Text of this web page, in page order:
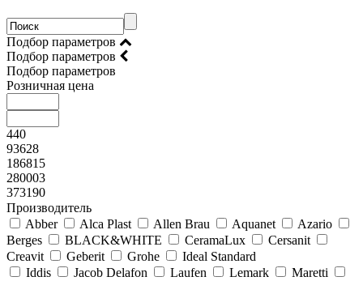
Подбор параметров
Подбор параметров
Подбор параметров
Розничная цена
440
93628
186815
280003
373190
Производитель
Abber
Alca Plast Allen Brau Aquanet
Azario
Berges
BLACK&WHITE CeramaLux
Cersanit
Creavit
Geberit Grohe
Ideal Standard
Iddis
Jacob Delafon Laufen Lemark
Maretti